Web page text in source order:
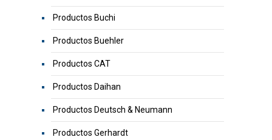
Productos Buchi
Productos Buehler
Productos CAT
Productos Daihan
Productos Deutsch & Neumann
Productos Gerhardt